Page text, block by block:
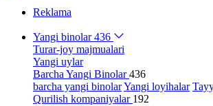
Reklama
Yangi binolar436
Turar-joy majmualari
Yangi uylar
Barcha Yangi Binolar436
barcha yangi binolarYangi loyihalar
Qurilish kompaniyalar 192